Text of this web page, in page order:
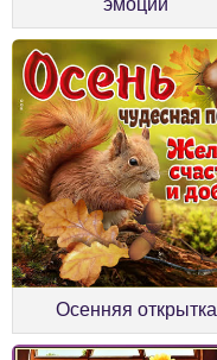
эмоций
Осенняя открытка